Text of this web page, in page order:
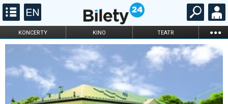
KONCERTY KINO TEATR ...
OPERA I BALET
KABARET I
STAND-UP
DLA DZIECI
ONLINE KARNETY